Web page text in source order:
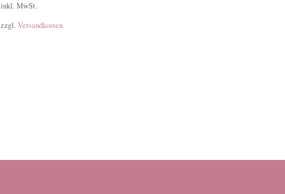
inkl. MwSt.
zzgl.Versandkosten